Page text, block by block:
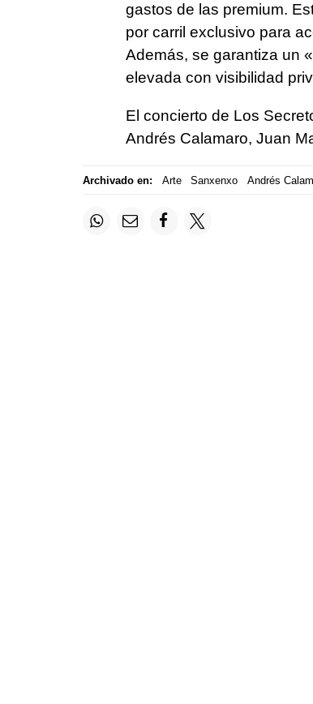
gastos de las premium.
por carril exclusivo para
Además, se garantiza un
elevada con visibilidad
El concierto de Los
Andrés Calamaro, Juan
Archivado en: Arte Sanxenxo Andrés